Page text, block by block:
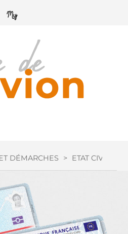
DÉMARCHES > ETAT CIVIL